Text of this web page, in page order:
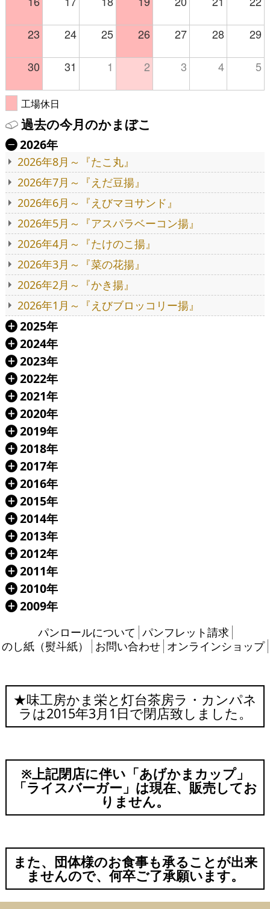
23 24 25 26 27 28 29
30 31 1 2 3 4 5
工場休日
過去の今月のかまぼこ
Ä 2026年
2026年8月～『たこ丸』
2026年7月～『えだ豆揚』
2026年6月～『えびマヨサンド』
2026年5月～『アスパラベーコン揚』
2026年4月～『たけのこ揚』
2026年3月～『菜の花揚』
2026年2月～『かき揚』
2026年1月～『えびブロッコリー揚』
Á 2025年
Á 2024年
Á 2023年
Á 2022年
Á 2021年
Á 2020年
Á 2019年
Á 2018年
Á 2017年
Á 2016年
Á 2015年
Á 2014年
Á 2013年
Á 2012年
Á 2011年
Á 2010年
Á 2009年
パンロールについて パンフレット請求
のし紙（熨斗紙）
お問い合わせ オンラインショップ
★味工房かま栄と灯台茶房ラ・カンパネ
ラは2015年3月1日で閉店致しました。
※上記閉店に伴い「あげかまカップ」
「ライスバーガー」は現在、販売してお
りません。
また、団体様のお食事も承ることが出来
ませんので、何卒ご了承願います。